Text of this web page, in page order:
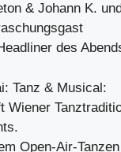
& Johann K.
des
Tanz & Musical:
Wiener
Open-Air-